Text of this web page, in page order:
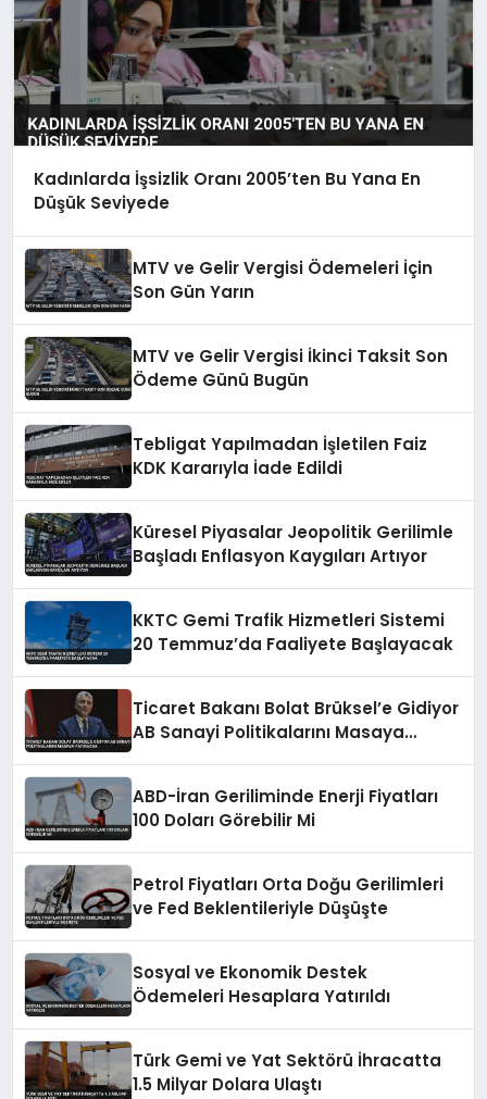
Kadınlarda İşsizlik Oranı 2005’ten Bu Yana En
Düşük Seviyede
MTV ve Gelir Vergisi Ödemeleri İçin
Son Gün Yarın
MTV ve Gelir Vergisi İkinci Taksit Son
Ödeme Günü Bugün
Tebligat Yapılmadan İşletilen Faiz
KDK Kararıyla İade Edildi
Küresel Piyasalar Jeopolitik Gerilimle
Başladı Enflasyon Kaygıları Artıyor
KKTC Gemi Trafik Hizmetleri Sistemi
20 Temmuz’da Faaliyete Başlayacak
Ticaret Bakanı Bolat Brüksel’e Gidiyor
AB Sanayi Politikalarını Masaya
ABD-İran Geriliminde Enerji Fiyatları
100 Doları Görebilir Mi
Petrol Fiyatları Orta Doğu Gerilimleri
ve Fed Beklentileriyle Düşüşte
Sosyal ve Ekonomik Destek
Ödemeleri Hesaplara Yatırıldı
Türk Gemi ve Yat Sektörü İhracatta
1.5 Milyar Dolara Ulaştı